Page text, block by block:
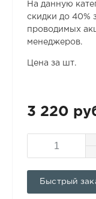
На данную
скидки до 40%
проводимых
менеджеров.
Цена за шт.
3 220
Быстрый